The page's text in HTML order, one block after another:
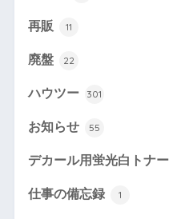
再販 11
廃盤 22
ハウツー 301
お知らせ 55
デカール用蛍光白トナー
仕事の備忘録 1